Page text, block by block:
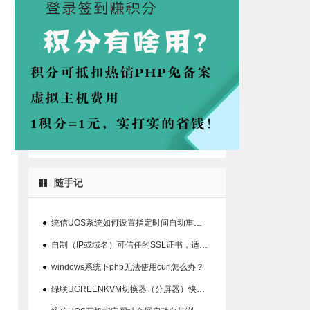
随手记
● 统信UOS系统如何设置指定时间自动重启系统的方法
● 自制（IP或域名）可信任的SSL证书，适用360、chrome等浏览器
● windows系统下php无法使用curl怎么办？
● 绿联UGREENKVM切换器（分屏器）快捷键丢失解决办法